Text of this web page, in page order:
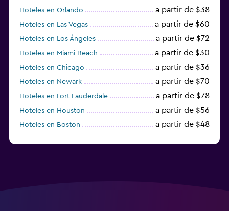
Hoteles en Orlando a partir de $38
Hoteles en Las Vegas a partir de $60
Hoteles en Los Ángeles a partir de $72
Hoteles en Miami Beach a partir de $30
Hoteles en Chicago a partir de $36
Hoteles en Newark a partir de $70
Hoteles en Fort Lauderdale a partir de $78
Hoteles en Houston a partir de $56
Hoteles en Boston a partir de $48